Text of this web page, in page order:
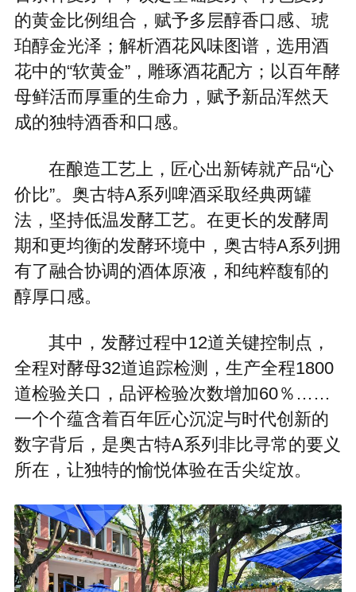
的黄金比例组合，赋予多层醇香口感、琥
珀醇金光泽；解析酒花风味图谱，选用酒
花中的“软黄金”，雕琢酒花配方；以百年酵
母鲜活而厚重的生命力，赋予新品浑然天
成的独特酒香和口感。
在酿造工艺上，匠心出新铸就产品“心
价比”。奥古特A系列啤酒采取经典两罐
法，坚持低温发酵工艺。在更长的发酵周
期和更均衡的发酵环境中，奥古特A系列拥
有了融合协调的酒体原液，和纯粹馥郁的
醇厚口感。
其中，发酵过程中12道关键控制点，
全程对酵母32道追踪检测，生产全程1800
道检验关口，品评检验次数增加60％……
一个个蕴含着百年匠心沉淀与时代创新的
数字背后，是奥古特A系列非比寻常的要义
所在，让独特的愉悦体验在舌尖绽放。